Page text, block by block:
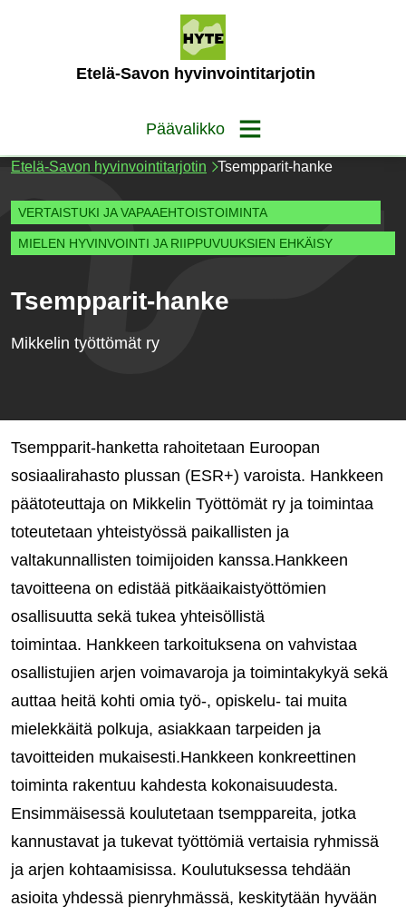
Etelä-Savon hyvinvointitarjotin
Päävalikko
Etelä-Savon hyvinvointitarjotin Tsempparit-hanke
VERTAISTUKI JA VAPAAEHTOISTOIMINTA
MIELEN HYVINVOINTI JA RIIPPUVUUKSIEN EHKÄISY
Tsempparit-hanke
Mikkelin työttömät ry
Tsempparit-hanketta rahoitetaan Euroopan
sosiaalirahasto plussan (ESR+) varoista. Hankkeen
päätoteuttaja on Mikkelin Työttömät ry ja toimintaa
toteutetaan yhteistyössä paikallisten ja
valtakunnallisten toimijoiden kanssa.Hankkeen
tavoitteena on edistää pitkäaikaistyöttömien
osallisuutta sekä tukea yhteisöllistä
toimintaa. Hankkeen tarkoituksena on vahvistaa
osallistujien arjen voimavaroja ja toimintakykyä sekä
auttaa heitä kohti omia työ‑, opiskelu‑ tai muita
mielekkäitä polkuja, asiakkaan tarpeiden ja
tavoitteiden mukaisesti.Hankkeen konkreettinen
toiminta rakentuu kahdesta kokonaisuudesta.
Ensimmäisessä koulutetaan tsemppareita, jotka
kannustavat ja tukevat työttömiä vertaisia ryhmissä
ja arjen kohtaamisissa. Koulutuksessa tehdään
asioita yhdessä pienryhmässä, keskitytään hyvään